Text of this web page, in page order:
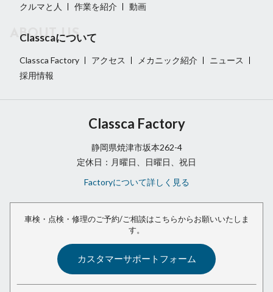
クルマと人 作業を紹介 動画
Classcaについて
Classca Factory アクセス メカニック紹介
ニュース
採用情報
Classca Factory
静岡県焼津市坂本262-4
定休日：月曜日、日曜日、祝日
Factoryについて詳しく見る
車検・点検・修理のご予約/ご相談は こちらからお願いいたしま
す。
カスタマーサポートフォーム